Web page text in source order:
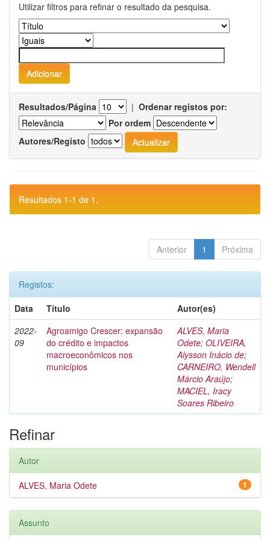
Utilizar filtros para refinar o resultado da pesquisa.
Resultados/Página | Ordenar registos por:
Por ordem
Autores/Registo
Resultados 1-1 de 1.
Anterior 1 Próxima
Registos:
Data
Título
Autor(es)
2022-
09
Agroamigo Crescer: expansão
do crédito e impactos
macroeconômicos nos
municípios
ALVES, Maria
Odete; OLIVEIRA,
Alysson Inácio de;
CARNEIRO, Wendell
Márcio Araújo;
MACIEL, Iracy
Soares Ribeiro
Refinar
Autor
1
ALVES, Maria Odete
Assunto